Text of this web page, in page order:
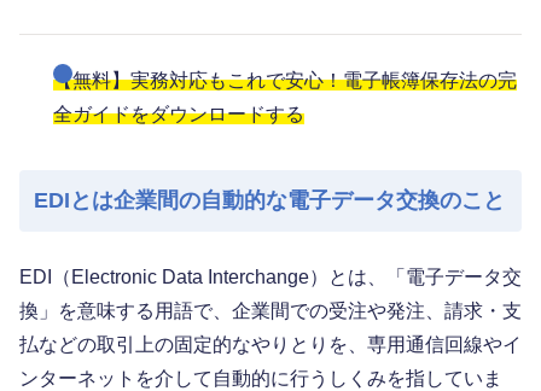
【無料】実務対応もこれで安心！電子帳簿保存法の完
全ガイドをダウンロードする
EDIとは企業間の自動的な電子データ交換のこと
EDI（Electronic Data Interchange）とは、「電子データ交
換」を意味する用語で、企業間での受注や発注、請求・支
払などの取引上の固定的なやりとりを、専用通信回線やイ
ンターネットを介して自動的に行うしくみを指していま